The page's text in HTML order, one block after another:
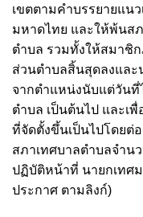
เขตตามคำบรรยายแน
มหาดไทย และให้พ้นส
ตำบล รวมทั้งให้สมาชิ
ส่วนตำบลสิ้นสุดลงแล
จากตำแหน่งนับแต่วันที่
ตำบล เป็นต้นไป และเ
ที่จัดตั้งขึ้นเป็นไปโดยต่
สภาเทศบาลตำบลจำน
ปฏิบัติหน้าที่ นายกเทศ
ประกาศ ตามลิงก์)